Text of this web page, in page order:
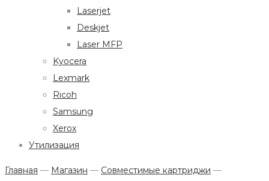
Laserjet
Deskjet
Laser MFP
Kyocera
Lexmark
Ricoh
Samsung
Xerox
Утилизация
Главная — Магазин — Совместимые картриджи —